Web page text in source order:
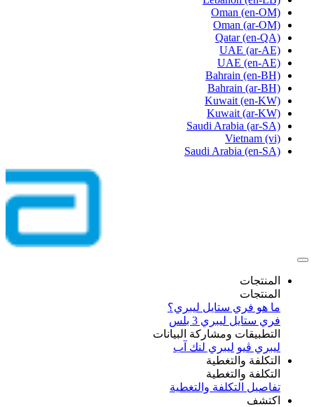
Oman (en-OM)
Oman (ar-OM)
Qatar (en-QA)
UAE (ar-AE)
UAE (en-AE)
Bahrain (en-BH)
Bahrain (ar-BH)
Kuwait (en-KW)
Kuwait (ar-KW)
Saudi Arabia (ar-SA)
Vietnam (vi)
Saudi Arabia (en-SA)
المنتجات
المنتجات
ما هو فري ستايل ليبري؟
فري ستايل ليبري 3 بلس​
التطبيقات ومشاركة البيانات
ليبري ڤيو ليبري لنك آب
التكلفة والتغطية
التكلفة والتغطية
تفاصيل التكلفة والتغطية
اكتشف​